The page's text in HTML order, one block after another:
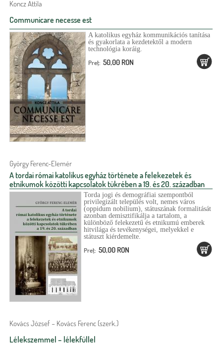
Koncz Attila
Communicare necesse est
A katolikus egyház kommunikációs tanítása
és gyakorlata a kezdetektől a modern
technológia koráig.
Preţ: 50,00 RON
György Ferenc-Elemér
A tordai római katolikus egyház története a felekezetek és
etnikumok közötti kapcsolatok tükrében a 19. és 20. században
Torda jogi és demográfiai szempontból
privilegizált település volt, nemes város
(oppidum nobilium), státuszának formalitását
azonban demisztifikálja a tartalom, a
különböző felekezetű és etnikumú emberek
hitvilága és tevékenységei, melyekkel e
státuszt kiérdemelte.
Preţ: 50,00 RON
Kovács József – Kovács Ferenc (szerk.)
Lélekszemmel – lélekfüllel